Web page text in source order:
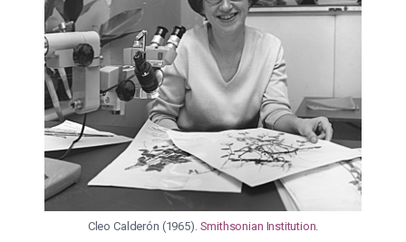
Cleo Calderón (1965). Smithsonian Institution.